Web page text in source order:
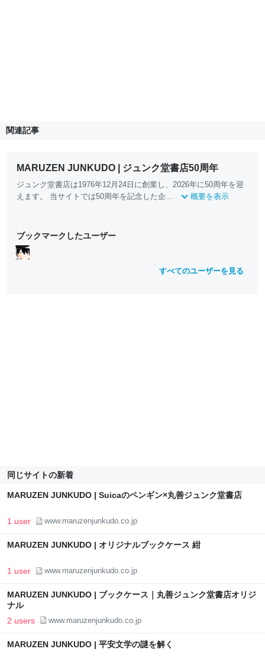
関連記事
MARUZEN JUNKUDO | ジュンク堂書店50周年
ジュンク堂書店は1976年12月24日に創業し、2026年に50周年を迎
えます。 当サイトでは50周年を記念した企...
概要を表示
ブックマークしたユーザー
すべてのユーザーを見る
同じサイトの新着
MARUZEN JUNKUDO | Suicaのペンギン×丸善ジュンク堂書店
1 user www.maruzenjunkudo.co.jp
MARUZEN JUNKUDO | オリジナルブックケース 紺
1 user www.maruzenjunkudo.co.jp
MARUZEN JUNKUDO | ブックケース｜丸善ジュンク堂書店オリジ
ナル
2 users www.maruzenjunkudo.co.jp
MARUZEN JUNKUDO | 平安文学の謎を解く